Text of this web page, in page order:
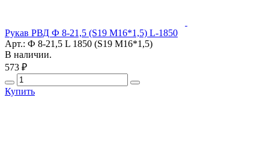
Рукав РВД Ф 8-21,5 (S19 М16*1,5) L-1850
Арт.: Ф 8-21,5 L 1850 (S19 М16*1,5)
В наличии.
573 ₽
Купить